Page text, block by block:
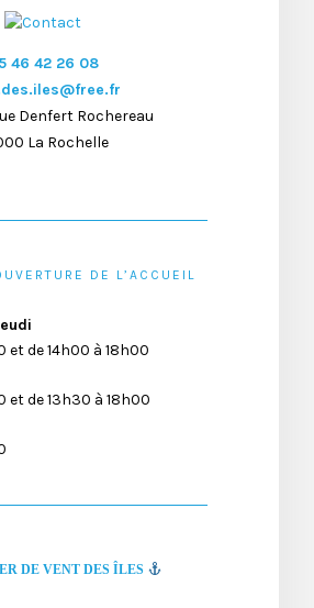
46 42 26 08
Denfert Rochereau
La Rochelle
DE L’ACCUEIL
et de 14h00 à 18h00
et de 13h30 à 18h00
DE VENT DES ÎLES